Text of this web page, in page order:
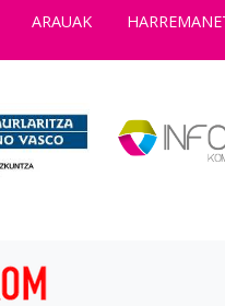
ARAUAK